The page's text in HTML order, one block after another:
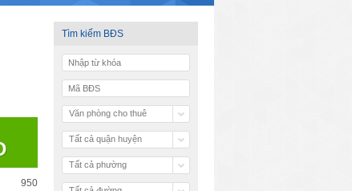
950
Tìm kiếm BĐS
Văn phòng cho thuê
Tất cả quận huyện
Tất cả phường